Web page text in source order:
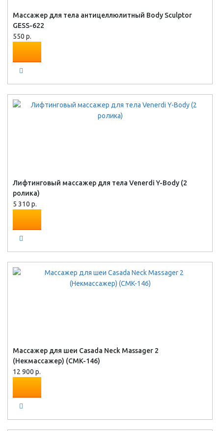
Массажер для тела антицеллюлитный Body Sculptor
GESS-622
550 р.
Лифтинговый массажер для тела Venerdi Y-Body (2
ролика)
5 310 р.
Массажер для шеи Casada Neck Massager 2
(Некмассажер) (CMK-146)
12 900 р.